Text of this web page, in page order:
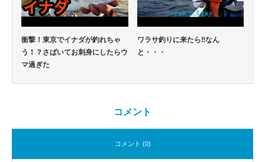
衝撃！東京でイナダが釣れちゃ
う！？さばいてお刺身にしたらウ
マ過ぎた
ワラサ釣りに来たら‼なん
と・・・
コメント
コメント (0)